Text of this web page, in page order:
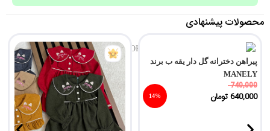
محصولات پیشنهادی
پیراهن دخترانه گل دار یقه ب برند
MANELY
740,000
640,000تومان 14%